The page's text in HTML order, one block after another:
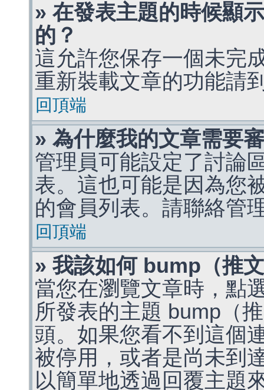
» 在發表主題的時候顯
的？
這允許您保存一個未完
重新裝載文章的功能請
回頂端
» 為什麼我的文章需要
管理員可能設定了討論
表。這也可能是因為您
的會員列表。請聯絡管
回頂端
» 我該如何 bump（推
當您在瀏覽文章時，點
所發表的主題 bump（
頭。如果您看不到這個
被停用，或者是尚未到
以簡單地透過回覆主題